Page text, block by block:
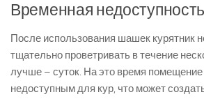
Временная
После использования шашек курятник
тщательно проветривать в течение
лучше – суток. На это время помещение
недоступным для кур, что может